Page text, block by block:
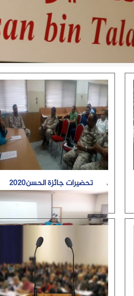
, تحضيرات جائزة الحسن2020